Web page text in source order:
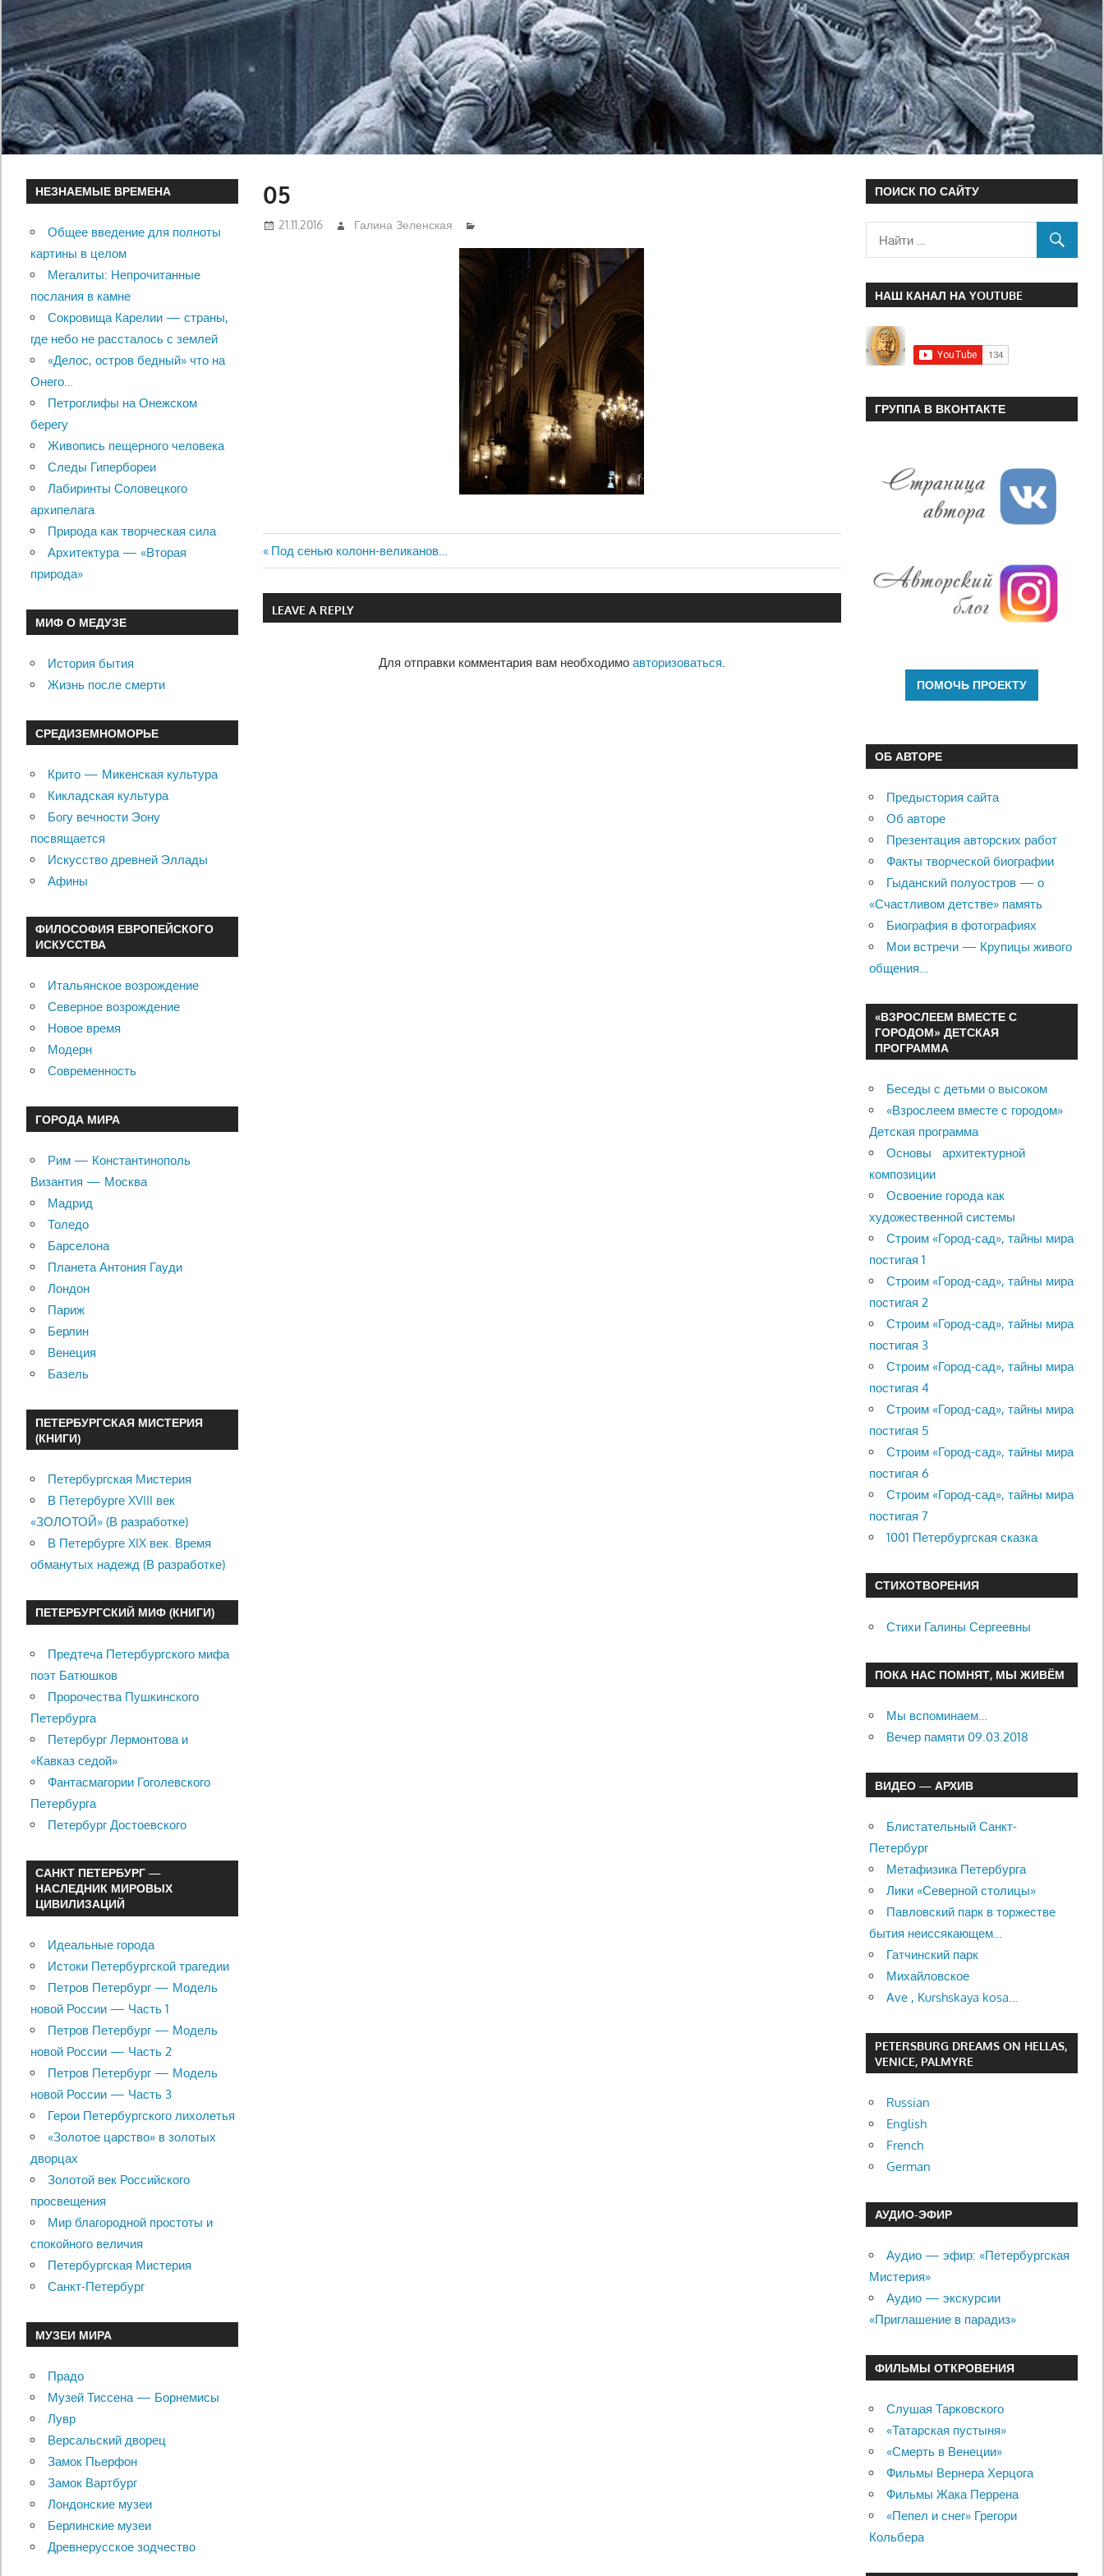
05
21.11.2016 Галина Зеленская
Навигация
по
Previous
Post:
Под сенью колонн-великанов…
LEAVE A REPLY
Для отправки комментария вам необходимо авторизоваться.
НЕЗНАЕМЫЕ ВРЕМЕНА
Общее введение для полноты
картины в целом
Мегалиты: Непрочитанные
послания в камне
Сокровища Карелии — страны,
где небо не рассталось с землей
«Делос, остров бедный» что на
Онего…
Петроглифы на Онежском
берегу
Живопись пещерного человека
Следы Гипербореи
Лабиринты Соловецкого
архипелага
Природа как творческая сила
Архитектура — «Вторая
природа»
МИФ О МЕДУЗЕ
История бытия
Жизнь после смерти
СРЕДИЗЕМНОМОРЬЕ
Крито — Микенская культура
Кикладская культура
Богу вечности Эону
посвящается
Искусство древней Эллады
Афины
ФИЛОСОФИЯ ЕВРОПЕЙСКОГО
ИСКУССТВА
Итальянское возрождение
Северное возрождение
Новое время
Модерн
Современность
ГОРОДА МИРА
Рим — Константинополь
Византия — Москва
Мадрид
Толедо
Барселона
Планета Антония Гауди
Лондон
Париж
Берлин
Венеция
Базель
ПЕТЕРБУРГСКАЯ МИСТЕРИЯ
(КНИГИ)
Петербургская Мистерия
В Петербурге XVIII век
«ЗОЛОТОЙ» (В разработке)
В Петербурге XIX век. Время
обманутых надежд (В разработке)
ПЕТЕРБУРГСКИЙ МИФ (КНИГИ)
Предтеча Петербургского мифа
поэт Батюшков
Пророчества Пушкинского
Петербурга
Петербург Лермонтова и
«Кавказ седой»
Фантасмагории Гоголевского
Петербурга
Петербург Достоевского
САНКТ ПЕТЕРБУРГ —
НАСЛЕДНИК МИРОВЫХ
ЦИВИЛИЗАЦИЙ
Идеальные города
Истоки Петербургской трагедии
Петров Петербург — Модель
новой России — Часть 1
Петров Петербург — Модель
новой России — Часть 2
Петров Петербург — Модель
новой России — Часть 3
Герои Петербургского лихолетья
«Золотое царство» в золотых
дворцах
Золотой век Российского
просвещения
Мир благородной простоты и
спокойного величия
Петербургская Мистерия
Санкт-Петербург
МУЗЕИ МИРА
Прадо
Музей Тиссена — Борнемисы
Лувр
Версальский дворец
Замок Пьерфон
Замок Вартбург
Лондонские музеи
Берлинские музеи
Древнерусское зодчество
ПОИСК ПО САЙТУ
НАШ КАНАЛ НА YOUTUBE
ГРУППА В ВКОНТАКТЕ
ОБ АВТОРЕ
Предыстория сайта
Об авторе
Презентация авторских работ
Факты творческой биографии
Гыданский полуостров — о
«Счастливом детстве» память
Биография в фотографиях
Мои встречи — Крупицы живого
общения…
«ВЗРОСЛЕЕМ ВМЕСТЕ С
ГОРОДОМ» ДЕТСКАЯ
ПРОГРАММА
Беседы с детьми о высоком
«Взрослеем вместе с городом»
Детская программа
Основы архитектурной
композиции
Освоение города как
художественной системы
Строим «Город-сад», тайны мира
постигая 1
Строим «Город-сад», тайны мира
постигая 2
Строим «Город-сад», тайны мира
постигая 3
Строим «Город-сад», тайны мира
постигая 4
Строим «Город-сад», тайны мира
постигая 5
Строим «Город-сад», тайны мира
постигая 6
Строим «Город-сад», тайны мира
постигая 7
1001 Петербургская сказка
СТИХОТВОРЕНИЯ
Стихи Галины Сергеевны
ПОКА НАС ПОМНЯТ, МЫ ЖИВЁМ
Мы вспоминаем…
Вечер памяти 09.03.2018
ВИДЕО — АРХИВ
Блистательный Санкт-
Петербург
Метафизика Петербурга
Лики «Северной столицы»
Павловский парк в торжестве
бытия неиссякающем…
Гатчинский парк
Михайловское
Ave , Kurshskaya kosa…
PETERSBURG DREAMS ON HELLAS,
VENICE, PALMYRE
Russian
English
French
German
АУДИО-ЭФИР
Аудио — эфир: «Петербургская
Мистерия»
Аудио — экскурсии
«Приглашение в парадиз»
ФИЛЬМЫ ОТКРОВЕНИЯ
Слушая Тарковского
«Татарская пустыня»
«Смерть в Венеции»
Фильмы Вернера Херцога
Фильмы Жака Перрена
«Пепел и снег» Грегори
Кольбера